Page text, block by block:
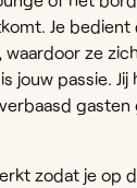
Je
waardoor ze
jouw passie. Jij
gasten
zodat je op